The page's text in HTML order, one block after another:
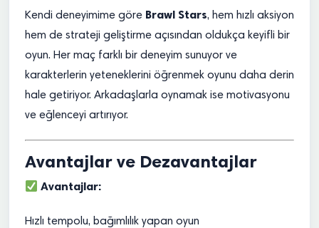
Kendi deneyimime göre Brawl Stars, hem hızlı aksiyon
hem de strateji geliştirme açısından oldukça keyifli bir
oyun. Her maç farklı bir deneyim sunuyor ve
karakterlerin yeteneklerini öğrenmek oyunu daha derin
hale getiriyor. Arkadaşlarla oynamak ise motivasyonu
ve eğlenceyi artırıyor.
Avantajlar ve Dezavantajlar
Avantajlar:
Hızlı tempolu, bağımlılık yapan oyun